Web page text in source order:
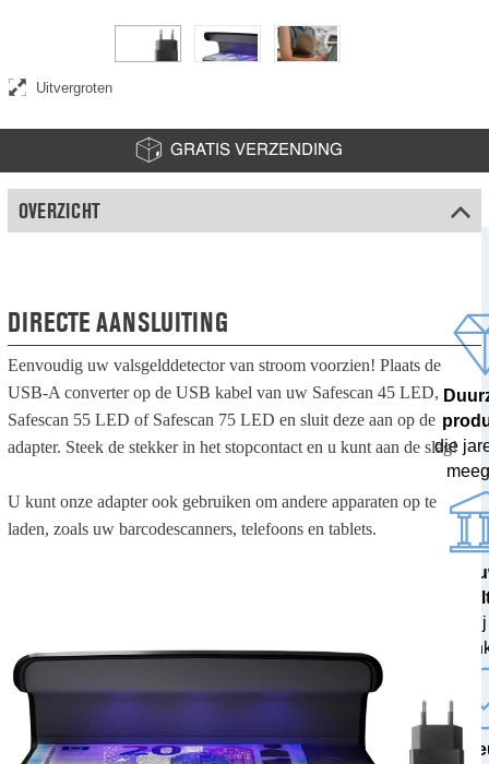
USB-A adapter en oplader
Uitvergroten
GRATIS VERZENDING
OVERZICHT
DIRECTE AANSLUITING
Eenvoudig uw valsgelddetector van stroom voorzien! Plaats de
USB-A converter op de USB kabel van uw Safescan 45 LED,
Safescan 55 LED of Safescan 75 LED en sluit deze aan op de
adapter. Steek de stekker in het stopcontact en u kunt aan de slag!
U kunt onze adapter ook gebruiken om andere apparaten op te
laden, zoals uw barcodescanners, telefoons en tablets.
die
100%
getest
De